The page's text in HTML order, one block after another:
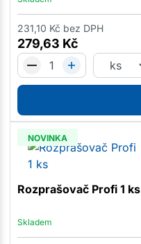
279,63 Kč
231,10 Kč bez DPH
NOVINKA
Rozprašovač Profi 1 ks
Skladem